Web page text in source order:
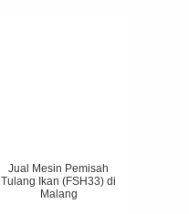
Jual Mesin Pemisah
Tulang Ikan (FSH33) di
Malang